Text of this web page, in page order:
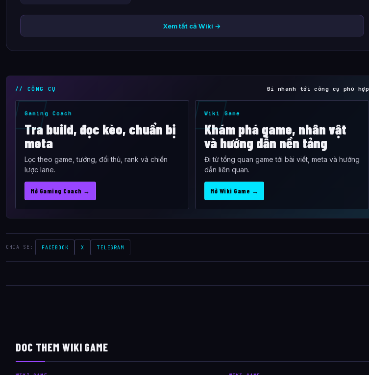
Xem tất cả Wiki →
// CÔNG CỤ Đi nhanh tới công cụ phù hợp
Gaming Coach
Tra build, đọc kèo, chuẩn bị
meta
Lọc theo game, tướng, đối thủ, rank và chiến
lược lane.
Mở Gaming Coach →
Wiki Game
Khám phá game, nhân vật
và hướng dẫn nền tảng
Đi từ tổng quan game tới bài viết, meta và hướng
dẫn liên quan.
Mở Wiki Game →
CHIA SE: FACEBOOK X TELEGRAM
DOC THEM WIKI GAME